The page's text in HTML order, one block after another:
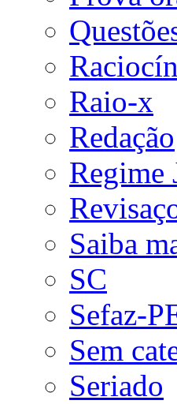
Raio-x
Redação
Regime
Saiba
SC
Sefaz-
Sem
Seriado